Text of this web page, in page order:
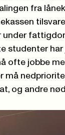
fra
under
studenter
ofte jobbe
må
og andre